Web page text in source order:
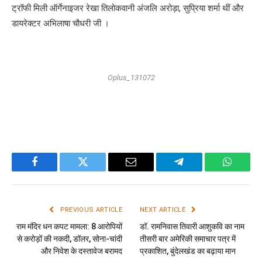
ट्रॉफी मिली ऑर्गेनाइजर रेखा तिलोकवानी अंजलि अरोड़ा, सुप्रिया शर्मा थीं और
डायरेक्टर अभिलाषा चौधरी जी ।
Oplus_131072
Facebook Twitter Email Telegram
PREVIOUS ARTICLE
राम मंदिर धन कपट मामला: 8 आरोपियों
से करोड़ों की नकदी, डॉलर, सोना-चांदी
और निवेश के दस्तावेज बरामद
NEXT ARTICLE
डॉ. रामनिवास तिवारी आशुकवि का नाम
तीसरी बार अमेरिकी समाचार पत्र में
प्रकाशित, बुंदेलखंड का बढ़ाया मान